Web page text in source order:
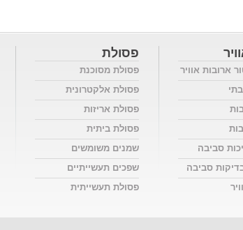
ארובות אוויר
סביבה
סביבה
פסולת
פסולת מסוכנת
פסולת אלקטרונית
פסולת אריזות
פסולת ביתית
שמנים משומשים
שפכים תעשייתיים
פסולת תעשייתית